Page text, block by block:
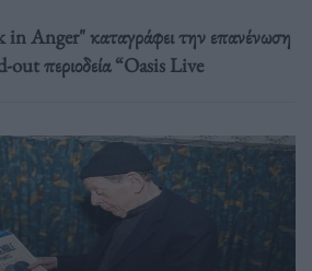
Anger" καταγράφει την επανένωση
out περιοδεία “Oasis Live